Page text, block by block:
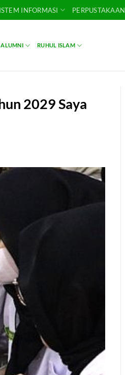
INFORMASI PERPUSTAKAAN
ALUMNI RUHUL ISLAM
2029 Saya